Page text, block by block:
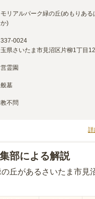
モリアルパーク緑の丘(めもりあ
)
337-0024
県さいたま市見沼区片柳1丁目
霊園
墓
不問
詳
部による解説
丘がある さいたま市見